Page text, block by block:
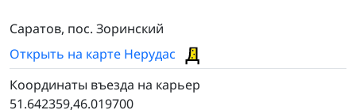
Саратов, пос. Зоринский
Открыть на карте Нерудас
Координаты въезда на карьер
51.642359,46.019700